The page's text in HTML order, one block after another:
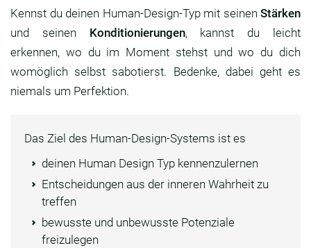
Kennst du deinen Human-Design-Typ mit seinen Stärken
und seinen Konditionierungen, kannst du leicht
erkennen, wo du im Moment stehst und wo du dich
womöglich selbst sabotierst. Bedenke, dabei geht es
niemals um Perfektion.
Das Ziel des Human-Design-Systems ist es
deinen Human Design Typ kennenzulernen
Entscheidungen aus der inneren Wahrheit zu
treffen
bewusste und unbewusste Potenziale
freizulegen